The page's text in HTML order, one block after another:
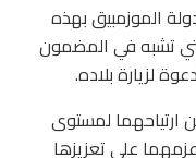
الموزمبيق بهذه
تشبه في المضمون
لزيارة بلاده.
ارتياحهما لمستوى
على تعزيزها